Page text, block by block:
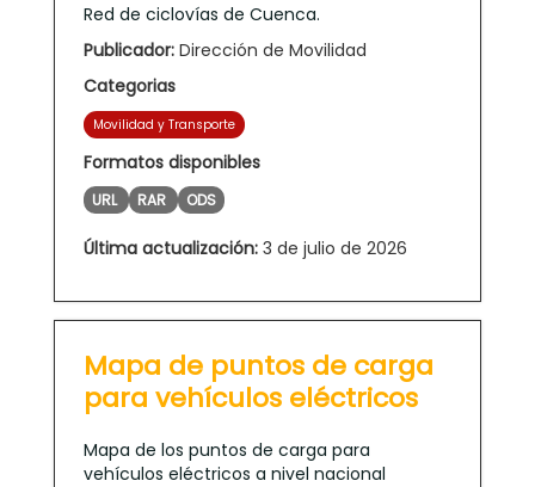
Red de ciclovías de Cuenca.
Publicador: Dirección de Movilidad
Categorias
Movilidad y Transporte
Formatos disponibles
URL RAR ODS
Última actualización: 3 de julio de 2026
Mapa de puntos de carga
para vehículos eléctricos
Mapa de los puntos de carga para
vehículos eléctricos a nivel nacional